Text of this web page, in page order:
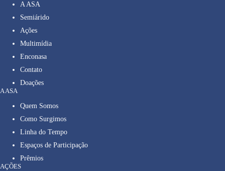
A ASA
Semiárido
Ações
Multimídia
Enconasa
Contato
Doações
A ASA
Quem Somos
Como Surgimos
Linha do Tempo
Espaços de Participação
Prêmios
AÇÕES